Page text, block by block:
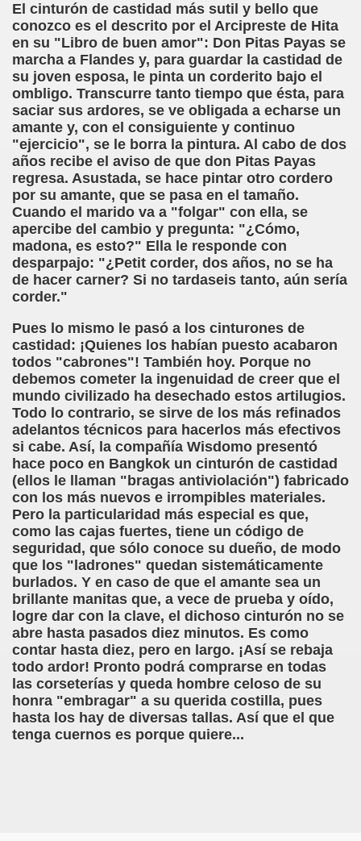
El cinturón de castidad más sutil y bello que
conozco es el descrito por el Arcipreste de Hita
en su "Libro de buen amor": Don Pitas Payas se
marcha a Flandes y, para guardar la castidad de
su joven esposa, le pinta un corderito bajo el
ombligo. Transcurre tanto tiempo que ésta, para
saciar sus ardores, se ve obligada a echarse un
amante y, con el consiguiente y continuo
"ejercicio", se le borra la pintura. Al cabo de dos
años recibe el aviso de que don Pitas Payas
regresa. Asustada, se hace pintar otro cordero
por su amante, que se pasa en el tamaño.
Cuando el marido va a "folgar" con ella, se
apercibe del cambio y pregunta: "¿Cómo,
madona, es esto?" Ella le responde con
desparpajo: "¿Petit corder, dos años, no se ha
de hacer carner? Si no tardaseis tanto, aún sería
corder."
Pues lo mismo le pasó a los cinturones de
castidad: ¡Quienes los habían puesto acabaron
todos "cabrones"! También hoy. Porque no
debemos cometer la ingenuidad de creer que el
mundo civilizado ha desechado estos artilugios.
Todo lo contrario, se sirve de los más refinados
adelantos técnicos para hacerlos más efectivos
si cabe. Así, la compañía Wisdomo presentó
hace poco en Bangkok un cinturón de castidad
(ellos le llaman "bragas antiviolación") fabricado
con los más nuevos e irrompibles materiales.
Pero la particularidad más especial es que,
como las cajas fuertes, tiene un código de
seguridad, que sólo conoce su dueño, de modo
que los "ladrones" quedan sistemáticamente
burlados. Y en caso de que el amante sea un
brillante manitas que, a vece de prueba y oído,
logre dar con la clave, el dichoso cinturón no se
abre hasta pasados diez minutos. Es como
contar hasta diez, pero en largo. ¡Así se rebaja
todo ardor! Pronto podrá comprarse en todas
las corseterías y queda hombre celoso de su
honra "embragar" a su querida costilla, pues
hasta los hay de diversas tallas. Así que el que
tenga cuernos es porque quiere...
de 1519)
de Pontevedra)
Queca)
Romance de Ciego (Fray Josepho)
el Mudo..., de El Decamerón (Giovanni Boccaccio)
Feroz
Valdes)
Eugenio Hartzenbusch)
Poema de Mío Cid, Fragmento (Jorge Llopis)
(Cayetano Fernández)